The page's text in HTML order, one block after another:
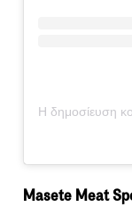
Masete Meat